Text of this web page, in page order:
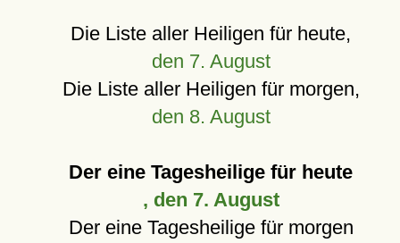
Die Liste aller Heiligen für heute,
den 7. August
Die Liste aller Heiligen für morgen,
den 8. August
Der eine Tagesheilige für heute
, den 7. August
Der eine Tagesheilige für morgen